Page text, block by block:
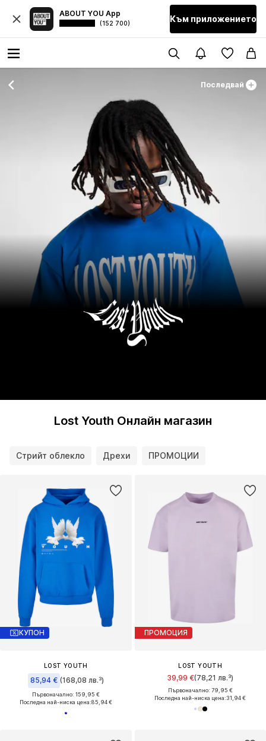
ABOUT YOU App
(152 700) Към приложението
Последвай
Lost Youth Онлайн магазин
Стрийт облекло Дрехи ПРОМОЦИИ
КУПОН
LOST YOUTH
85,94 € (168,08 лв.³)
Първоначално: 159,95 €
Последна най-ниска цена:85,94 €
ПРОМОЦИЯ
LOST YOUTH
39,99 €(78,21 лв.³)
Първоначално: 79,95 €
Последна най-ниска цена:31,94 €